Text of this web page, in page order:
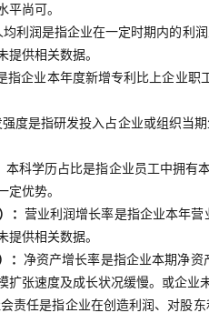
平尚可。
均利润是指企业在一定时期内的利
供相关数据。
指企业本年度新增专利比上企业
度是指研发投入占企业或组织当
本科学历占比是指企业员工中拥有
定优势。
： 营业利润增长率是指企业本年
提供相关数据。
： 净资产增长率是指企业本期净
扩张速度及成长状况缓慢。或企业
责任是指企业在创造利润、对股